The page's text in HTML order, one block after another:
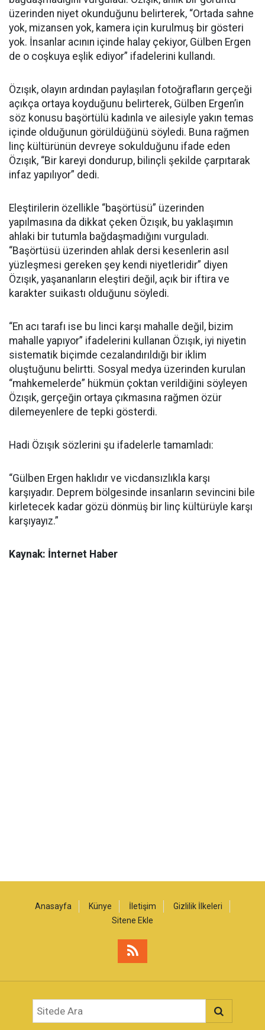
üzerinden niyet okunduğunu belirterek, “Ortada sahne
yok, mizansen yok, kamera için kurulmuş bir gösteri
yok. İnsanlar acının içinde halay çekiyor, Gülben Ergen
de o coşkuya eşlik ediyor” ifadelerini kullandı.
Özışık, olayın ardından paylaşılan fotoğrafların gerçeği
açıkça ortaya koyduğunu belirterek, Gülben Ergen’in
söz konusu başörtülü kadınla ve ailesiyle yakın temas
içinde olduğunun görüldüğünü söyledi. Buna rağmen
linç kültürünün devreye sokulduğunu ifade eden
Özışık, “Bir kareyi dondurup, bilinçli şekilde çarpıtarak
infaz yapılıyor” dedi.
Eleştirilerin özellikle “başörtüsü” üzerinden
yapılmasına da dikkat çeken Özışık, bu yaklaşımın
ahlaki bir tutumla bağdaşmadığını vurguladı.
“Başörtüsü üzerinden ahlak dersi kesenlerin asıl
yüzleşmesi gereken şey kendi niyetleridir” diyen
Özışık, yaşananların eleştiri değil, açık bir iftira ve
karakter suikastı olduğunu söyledi.
“En acı tarafı ise bu linci karşı mahalle değil, bizim
mahalle yapıyor” ifadelerini kullanan Özışık, iyi niyetin
sistematik biçimde cezalandırıldığı bir iklim
oluştuğunu belirtti. Sosyal medya üzerinden kurulan
“mahkemelerde” hükmün çoktan verildiğini söyleyen
Özışık, gerçeğin ortaya çıkmasına rağmen özür
dilemeyenlere de tepki gösterdi.
Hadi Özışık sözlerini şu ifadelerle tamamladı:
“Gülben Ergen haklıdır ve vicdansızlıkla karşı
karşıyadır. Deprem bölgesinde insanların sevincini bile
kirletecek kadar gözü dönmüş bir linç kültürüyle karşı
karşıyayız.”
Kaynak: İnternet Haber
Anasayfa Künye İletişim
Gizlilik İlkeleri
Sitene Ekle